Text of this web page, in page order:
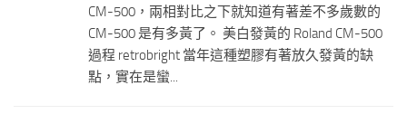
CM-500，兩相對比之下就知道有著差不多歲數的
CM-500 是有多黃了。 美白發黃的 Roland CM-500
過程 retrobright 當年這種塑膠有著放久發黃的缺
點，實在是蠻...